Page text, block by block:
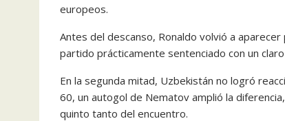
europeos.
Antes del descanso, Ronaldo volvió a
partido prácticamente sentenciado con un
En la segunda mitad, Uzbekistán no logró
60, un autogol de Nematov amplió la
quinto tanto del encuentro.